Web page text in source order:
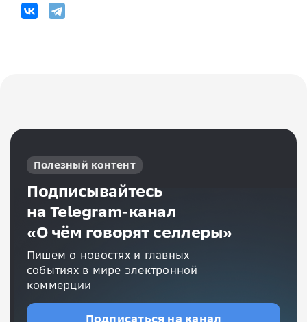
Полезный контент
Подписывайтесь
на Telegram-канал
«О чём говорят селлеры»
Пишем о новостях и главных
событиях в мире электронной
коммерции
Подписаться на канал